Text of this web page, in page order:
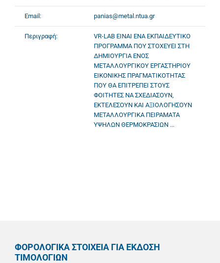
Email: panias@metal.ntua.gr
Περιγραφή:
VR-LAB ΕΙΝΑΙ ΕΝΑ ΕΚΠΑΙΔΕΥΤΙΚΟ
ΠΡΟΓΡΑΜΜΑ ΠΟΥ ΣΤΟΧΕΥΕΙ ΣΤΗ
ΔΗΜΙΟΥΡΓΙΑ ΕΝΟΣ
ΜΕΤΑΛΛΟΥΡΓΙΚΟΥ ΕΡΓΑΣΤΗΡΙΟΥ
ΕΙΚΟΝΙΚΗΣ ΠΡΑΓΜΑΤΙΚΟΤΗΤΑΣ
ΠΟΥ ΘΑ ΕΠΙΤΡΕΠΕΙ ΣΤΟΥΣ
ΦΟΙΤΗΤΕΣ ΝΑ ΣΧΕΔΙΑΣΟΥΝ,
ΕΚΤΕΛΕΣΟΥΝ ΚΑΙ ΑΞΙΟΛΟΓΗΣΟΥΝ
ΜΕΤΑΛΛΟΥΡΓΙΚΑ ΠΕΙΡΑΜΑΤΑ
ΥΨΗΛΩΝ ΘΕΡΜΟΚΡΑΣΙΩΝ ...
ΦΟΡΟΛΟΓΙΚΑ ΣΤΟΙΧΕΙΑ ΓΙΑ ΕΚΔΟΣΗ
ΤΙΜΟΛΟΓΙΩΝ